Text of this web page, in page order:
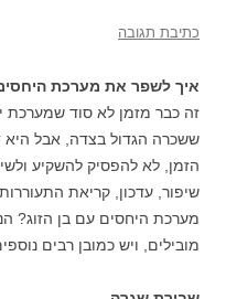
כתיבת תגובה
איך לשפר את מערכת
זה כבר מזמן לא סוד שמערכת
ששכרה הגדול בצדה, אבל היא
הזמן, לא להפסיק להשקיע
שיפור, עדכון, קריאת
מערכת היחסים עם בן הזוג?
מובילים, ויש כמובן רבים